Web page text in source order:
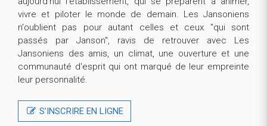
vivre et piloter le monde de demain. Les Jansoniens
n'oublient pas pour autant celles et ceux "qui sont
passés par Janson", ravis de retrouver avec Les
Jansoniens des amis, un climat, une ouverture et une
communauté d'esprit qui ont marqué de leur empreinte
leur personnalité.
S’INSCRIRE EN LIGNE